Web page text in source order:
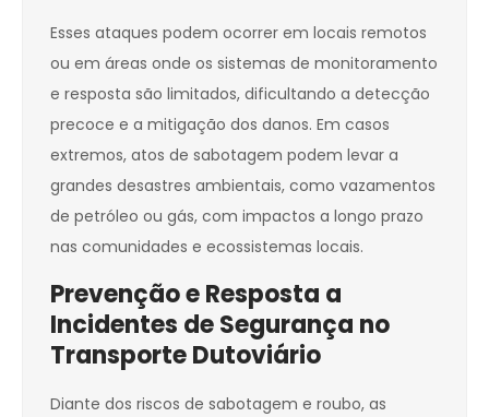
Esses ataques podem ocorrer em locais remotos
ou em áreas onde os sistemas de monitoramento
e resposta são limitados, dificultando a detecção
precoce e a mitigação dos danos. Em casos
extremos, atos de sabotagem podem levar a
grandes desastres ambientais, como vazamentos
de petróleo ou gás, com impactos a longo prazo
nas comunidades e ecossistemas locais.
Prevenção e Resposta a
Incidentes de Segurança no
Transporte Dutoviário
Diante dos riscos de sabotagem e roubo, as